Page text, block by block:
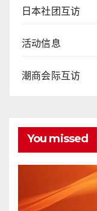
日本社团互访
活动信息
潮商会际互访
You missed